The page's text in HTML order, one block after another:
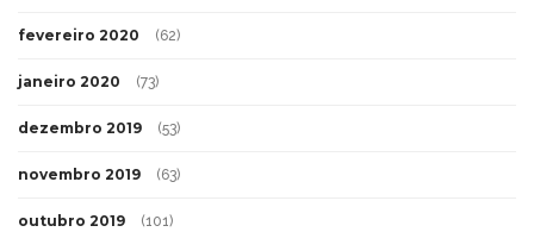
fevereiro 2020 (62)
janeiro 2020 (73)
dezembro 2019 (53)
novembro 2019 (63)
outubro 2019 (101)